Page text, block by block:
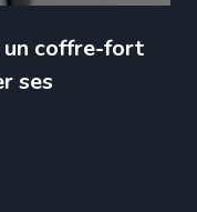
un coffre-fort
ses